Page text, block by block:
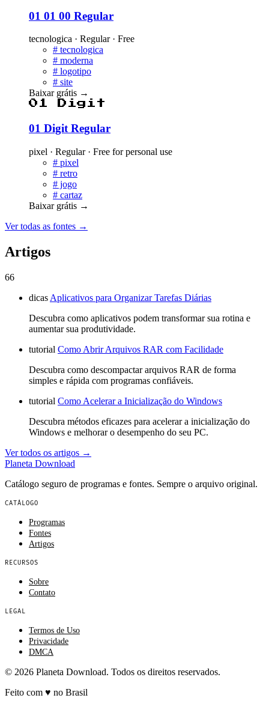
01 01 00 Regular
tecnologica · Regular · Free
# tecnologica
# moderna
# logotipo
# site
Baixar grátis →
01 Digit
01 Digit Regular
pixel · Regular · Free for personal use
# pixel
# retro
# jogo
# cartaz
Baixar grátis →
Ver todas as fontes →
Artigos
66
dicas Aplicativos para Organizar Tarefas Diárias
Descubra como aplicativos podem transformar sua rotina e
aumentar sua produtividade.
tutorial Como Abrir Arquivos RAR com Facilidade
Descubra como descompactar arquivos RAR de forma
simples e rápida com programas confiáveis.
tutorial Como Acelerar a Inicialização do Windows
Descubra métodos eficazes para acelerar a inicialização do
Windows e melhorar o desempenho do seu PC.
Ver todos os artigos →
Planeta Download
Catálogo seguro de programas e fontes. Sempre o arquivo original.
CATÁLOGO
Programas
Fontes
Artigos
RECURSOS
Sobre
Contato
LEGAL
Termos de Uso
Privacidade
DMCA
© 2026 Planeta Download. Todos os direitos reservados.
Feito com ♥ no Brasil